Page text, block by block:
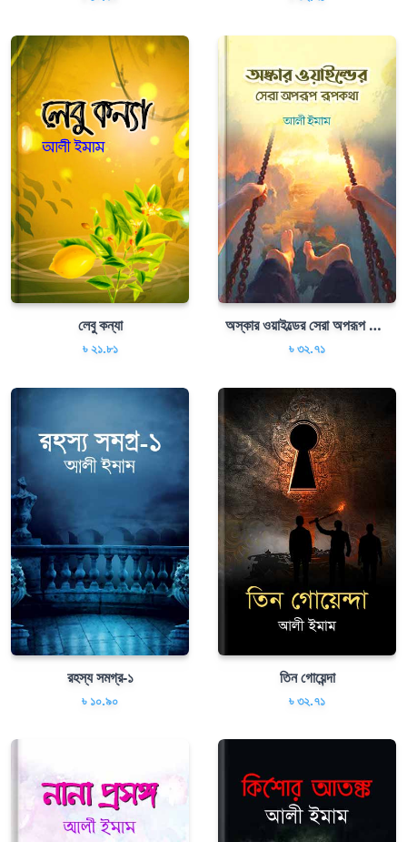
লেবু কন্যা
৳ ২১.৮১
অস্কার ওয়াইল্ডের সেরা অপরূপ রূপকথা
৳ ৩২.৭১
রহস্য সমগ্র-১
৳ ১০.৯০
তিন গোয়েন্দা
৳ ৩২.৭১